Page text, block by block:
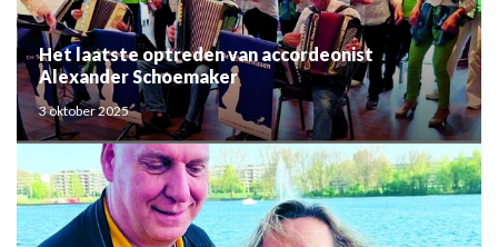
Het laatste optreden van accordeonist
Alexander Schoemaker
3 oktober 2025